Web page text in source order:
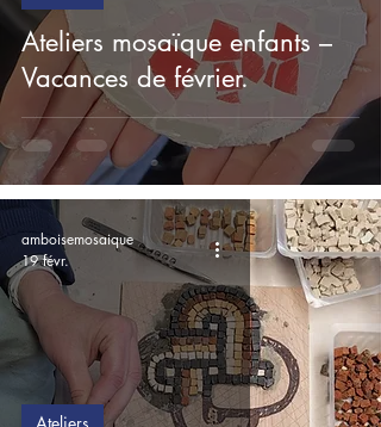
Ateliers mosaïque enfants –
Vacances de février.
amboisemosaique
19 févr.